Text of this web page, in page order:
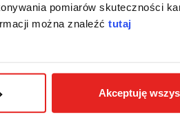
pomiarów skuteczności
można znaleźć tutaj
Akceptuję